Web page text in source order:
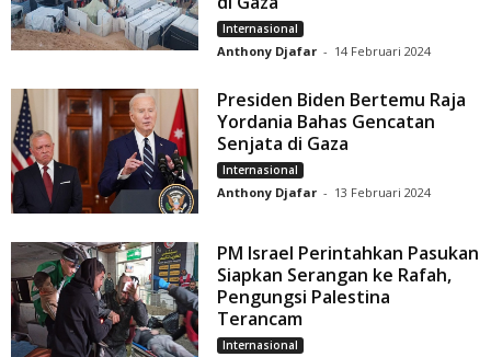
Internasional
Anthony Djafar - 14 Februari 2024
Presiden Biden Bertemu Raja
Yordania Bahas Gencatan
Senjata di Gaza
Internasional
Anthony Djafar - 13 Februari 2024
PM Israel Perintahkan Pasukan
Siapkan Serangan ke Rafah,
Pengungsi Palestina
Terancam
Internasional